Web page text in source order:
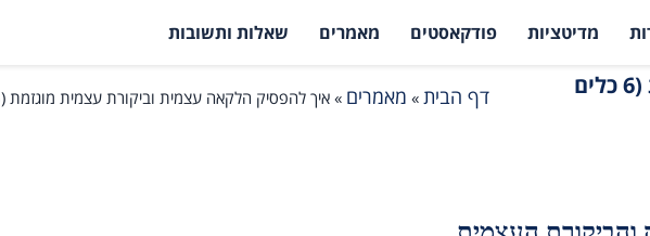
מדיטציות פודקאסטים מאמרים שאלות ותשובות
איך להפסיק הלקאה עצמית וביקורת עצמית מוגזמת (6 כלים דף הבית » מאמרים » איך להפסיק הלקאה עצמית וביקורת עצמית מוגזמת (6 כלים וטיפים)